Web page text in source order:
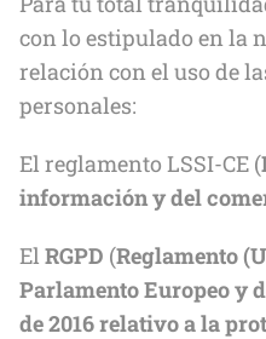
con lo estipulado en la
relación con el uso de
personales:
El reglamento LSSI-CE (
información y del
El RGPD (Reglamento
Parlamento Europeo y
de 2016 relativo a la